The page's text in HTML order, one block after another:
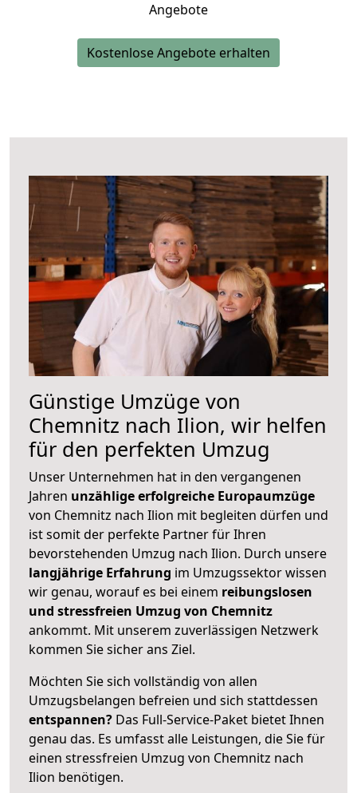
Angebote
Kostenlose Angebote erhalten
Günstige Umzüge von
Chemnitz nach Ilion, wir helfen
für den perfekten Umzug
Unser Unternehmen hat in den vergangenen
Jahren unzählige erfolgreiche Europaumzüge
von Chemnitz nach Ilion mit begleiten dürfen und
ist somit der perfekte Partner für Ihren
bevorstehenden Umzug nach Ilion. Durch unsere
langjährige Erfahrung im Umzugssektor wissen
wir genau, worauf es bei einem reibungslosen
und stressfreien Umzug von Chemnitz
ankommt. Mit unserem zuverlässigen Netzwerk
kommen Sie sicher ans Ziel.
Möchten Sie sich vollständig von allen
Umzugsbelangen befreien und sich stattdessen
entspannen? Das Full-Service-Paket bietet Ihnen
genau das. Es umfasst alle Leistungen, die Sie für
einen stressfreien Umzug von Chemnitz nach
Ilion benötigen.